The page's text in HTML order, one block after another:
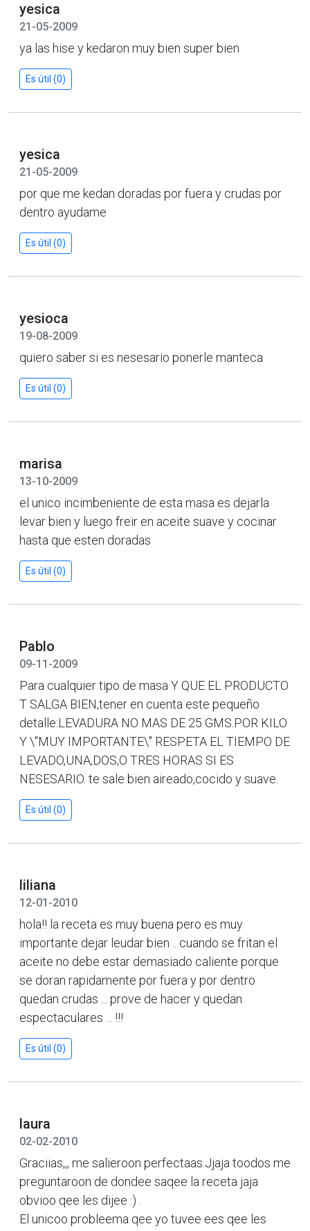
yesica
21-05-2009
ya las hise y kedaron muy bien super bien
Es útil (0)
yesica
21-05-2009
por que me kedan doradas por fuera y crudas por
dentro ayudame
Es útil (0)
yesioca
19-08-2009
quiero saber si es nesesario ponerle manteca
Es útil (0)
marisa
13-10-2009
el unico incimbeniente de esta masa es dejarla
levar bien y luego freir en aceite suave y cocinar
hasta que esten doradas
Es útil (0)
Pablo
09-11-2009
Para cualquier tipo de masa Y QUE EL PRODUCTO
T SALGA BIEN,tener en cuenta este pequeño
detalle:LEVADURA NO MAS DE 25 GMS.POR KILO
Y \"MUY IMPORTANTE\" RESPETA EL TIEMPO DE
LEVADO,UNA,DOS,O TRES HORAS SI ES
NESESARIO. te sale bien aireado,cocido y suave.
Es útil (0)
liliana
12-01-2010
hola!! la receta es muy buena pero es muy
importante dejar leudar bien .. cuando se fritan el
aceite no debe estar demasiado caliente porque
se doran rapidamente por fuera y por dentro
quedan crudas ... prove de hacer y quedan
espectaculares ... !!!
Es útil (0)
laura
02-02-2010
Graciias,,, me salieroon perfectaas.Jjaja toodos me
preguntaroon de dondee saqee la receta jaja
obvioo qee les dijee :) .
El unicoo probleema qee yo tuvee ees qee les